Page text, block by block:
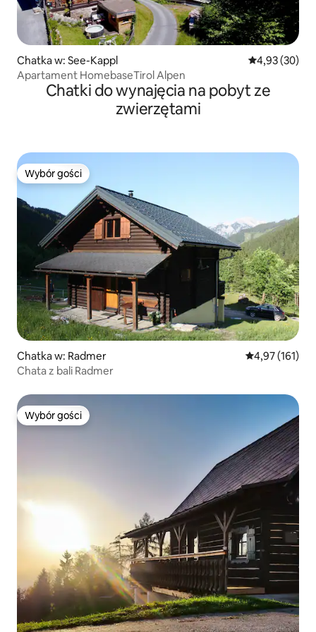
Chatka w: See-Kappl Średnia
4,93 (30)
Apartament HomebaseTirol Alpen
Chatki do wynajęcia na pobyt ze
zwierzętami
Wybór gości
Wybór gości
Chatka w: Radmer Średnia
4,97 (161)
Chata z bali Radmer
Wybór gości
Wybór gości